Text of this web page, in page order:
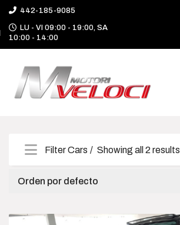
442-185-9085
LU - VI 09:00 - 19:00, SA
10:00 - 14:00
Filter Cars Showing all 2 results
Orden por defecto